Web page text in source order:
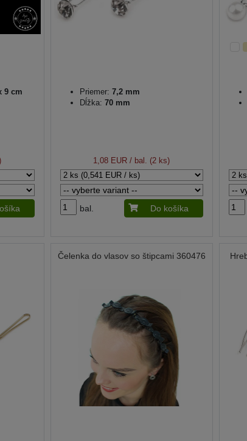
9 cm
Priemer: 7,2 mm
Dĺžka: 70 mm
1,08 EUR / bal. (2 ks)
bal. Do košíka
Čelenka do vlasov so štipcami 360476